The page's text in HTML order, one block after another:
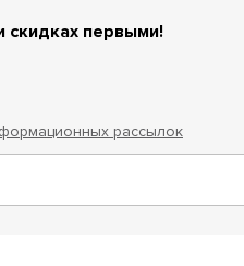
скидках первыми!
рассылок